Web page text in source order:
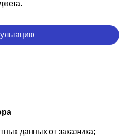
данных от заказчика;